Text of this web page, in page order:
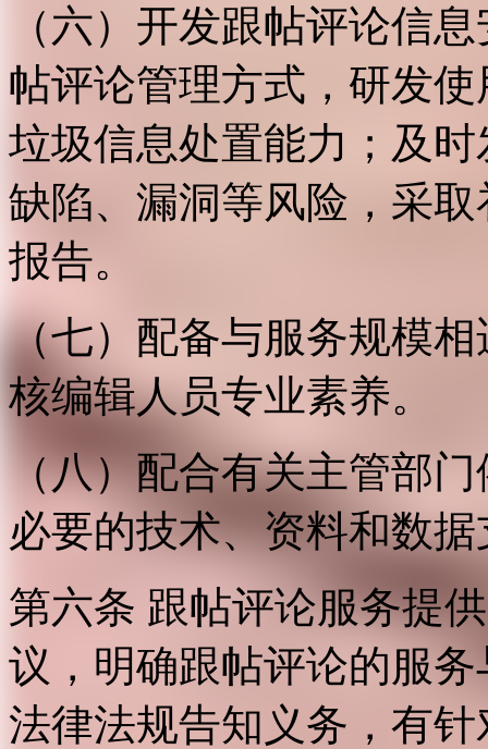
（六）开发跟帖评论信
帖评论管理方式，研发
垃圾信息处置能力；及
缺陷、漏洞等风险，采
报告。
（七）配备与服务规模
核编辑人员专业素养。
（八）配合有关主管部
必要的技术、资料和数
第六条 跟帖评论服务提
议，明确跟帖评论的服
法律法规告知义务，有